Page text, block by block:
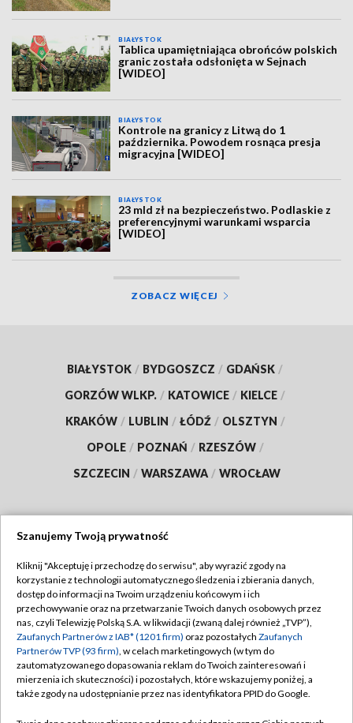
BIAŁYSTOK
Tablica upamiętniająca obrońców polskich
granic została odsłonięta w Sejnach
[WIDEO]
BIAŁYSTOK
Kontrole na granicy z Litwą do 1
października. Powodem rosnąca presja
migracyjna [WIDEO]
BIAŁYSTOK
23 mld zł na bezpieczeństwo. Podlaskie z
preferencyjnymi warunkami wsparcia
[WIDEO]
ZOBACZ WIĘCEJ
BIAŁYSTOK / BYDGOSZCZ / GDAŃSK /
GORZÓW WLKP. / KATOWICE / KIELCE /
KRAKÓW / LUBLIN / ŁÓDŹ / OLSZTYN /
OPOLE / POZNAŃ / RZESZÓW /
SZCZECIN / WARSZAWA / WROCŁAW
TVP
Abonament TVP
Emisja w TVP
Centrum informacji TVP
Naziemna Telewizja Cyfrowa
Regulamin TVP
Polityka prywatności
Moje zgody
Pomoc
Szanujemy Twoją prywatność
Kliknij "Akceptuję i przechodzę do serwisu", aby wyrazić zgody na
korzystanie z technologii automatycznego śledzenia i zbierania danych,
dostęp do informacji na Twoim urządzeniu końcowym i ich
przechowywanie oraz na przetwarzanie Twoich danych osobowych przez
nas, czyli Telewizję Polską S.A. w likwidacji (zwaną dalej również „TVP”),
Zaufanych Partnerów z IAB* (1201 firm) oraz pozostałych Zaufanych
Partnerów TVP (93 firm), w celach marketingowych (w tym do
zautomatyzowanego dopasowania reklam do Twoich zainteresowań i
mierzenia ich skuteczności) i pozostałych, które wskazujemy poniżej, a
także zgody na udostępnianie przez nas identyfikatora PPID do Google.